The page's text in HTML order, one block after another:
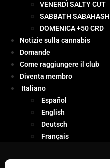
VENERDÌ SALTY CUT
SABBATH SABAHASH
DOMENICA +50 CRD
Notizie sulla cannabis
Domande
Come raggiungere il club
Diventa membro
Italiano
Español
English
Deutsch
Français